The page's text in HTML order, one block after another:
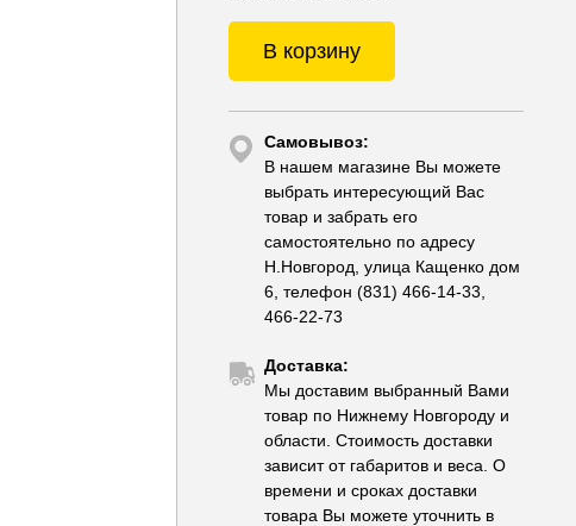
В корзину
Самовывоз:
В нашем магазине Вы можете
выбрать интересующий Вас
товар и забрать его
самостоятельно по адресу
Н.Новгород, улица Кащенко дом
6, телефон (831) 466-14-33,
466-22-73
Доставка:
Мы доставим выбранный Вами
товар по Нижнему Новгороду и
области. Стоимость доставки
зависит от габаритов и веса. О
времени и сроках доставки
товара Вы можете уточнить в